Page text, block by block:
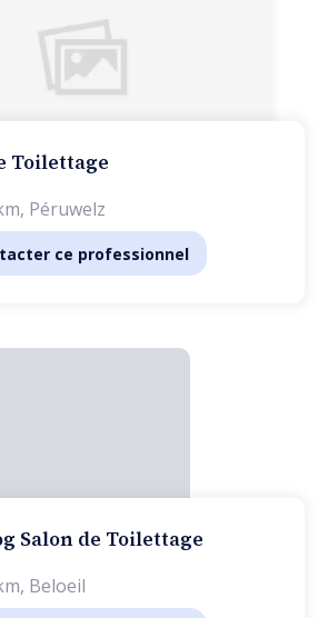
Toilettage
, Péruwelz
ce professionnel
Salon de Toilettage
, Beloeil